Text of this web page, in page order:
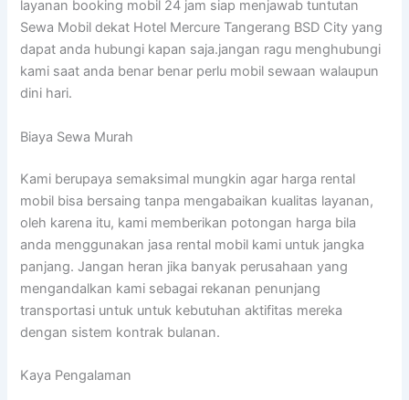
layanan booking mobil 24 jam siap menjawab tuntutan
Sewa Mobil dekat Hotel Mercure Tangerang BSD City yang
dapat anda hubungi kapan saja.jangan ragu menghubungi
kami saat anda benar benar perlu mobil sewaan walaupun
dini hari.
Biaya Sewa Murah
Kami berupaya semaksimal mungkin agar harga rental
mobil bisa bersaing tanpa mengabaikan kualitas layanan,
oleh karena itu, kami memberikan potongan harga bila
anda menggunakan jasa rental mobil kami untuk jangka
panjang. Jangan heran jika banyak perusahaan yang
mengandalkan kami sebagai rekanan penunjang
transportasi untuk untuk kebutuhan aktifitas mereka
dengan sistem kontrak bulanan.
Kaya Pengalaman